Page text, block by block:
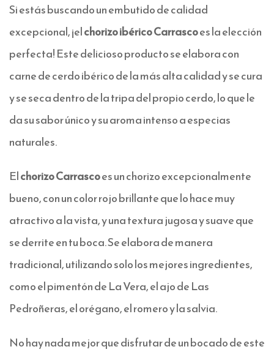
Si estás buscando un embutido de calidad
excepcional, ¡elchorizo ibérico Carrascoes la elección
perfecta! Este delicioso producto se elabora con
carne de cerdo ibérico de la más alta calidad y se cura
y se seca dentro de la tripa del propio cerdo, lo que le
da su sabor único y su aroma intenso a especias
naturales.
Elchorizo Carrascoes un chorizo excepcionalmente
bueno, con un color rojo brillante que lo hace muy
atractivo a la vista, y una textura jugosa y suave que
se derrite en tu boca. Se elabora de manera
tradicional, utilizando solo los mejores ingredientes,
como el pimentón de La Vera, el ajo de Las
Pedroñeras, el orégano, el romero y la salvia.
No hay nada mejor que disfrutar de un bocado de este